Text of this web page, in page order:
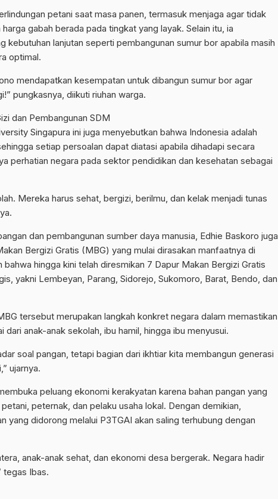
petani saat masa panen, termasuk menjaga agar tidak
gabah berada pada tingkat yang layak. Selain itu, ia
kebutuhan lanjutan seperti pembangunan sumur bor apabila masih
optimal.
mendapatkan kesempatan untuk dibangun sumur bor agar
pungkasnya, diikuti riuhan warga.
dan Pembangunan SDM
Singapura ini juga menyebutkan bahwa Indonesia adalah
setiap persoalan dapat diatasi apabila dihadapi secara
perhatian negara pada sektor pendidikan dan kesehatan sebagai
Mereka harus sehat, bergizi, berilmu, dan kelak menjadi tunas
dan pembangunan sumber daya manusia, Edhie Baskoro juga
Bergizi Gratis (MBG) yang mulai dirasakan manfaatnya di
hingga kini telah diresmikan 7 Dapur Makan Bergizi Gratis
yakni Lembeyan, Parang, Sidorejo, Sukomoro, Barat, Bendo, dan
tersebut merupakan langkah konkret negara dalam memastikan
anak-anak sekolah, ibu hamil, hingga ibu menyusui.
soal pangan, tetapi bagian dari ikhtiar kita membangun generasi
ujarnya.
peluang ekonomi kerakyatan karena bahan pangan yang
peternak, dan pelaku usaha lokal. Dengan demikian,
yang didorong melalui P3TGAI akan saling terhubung dengan
anak-anak sehat, dan ekonomi desa bergerak. Negara hadir
tegas Ibas.